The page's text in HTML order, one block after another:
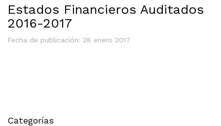
Estados Financieros Auditados
2016-2017
Fecha de publicación: 28 enero 2017
Categorías